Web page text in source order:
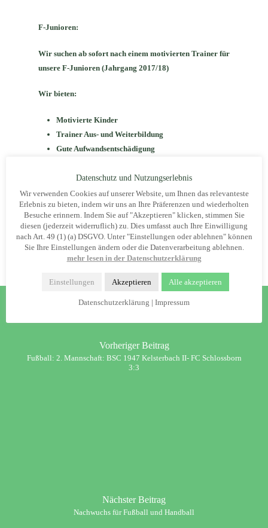
F-Junioren:
Wir suchen ab sofort nach einem motivierten Trainer für
unsere F-Junioren (Jahrgang 2017/18)
Wir bieten:
Motivierte Kinder
Trainer Aus- und Weiterbildung
Gute Aufwandsentschädigung
Melde dich bei Interesse bei unserem Jugendleiter
Ioannis Papakyriakou 0177-8807376
Vorheriger Beitrag
Fußball: 2. Mannschaft: BSC 1947 Kelsterbach II- FC Schlossborn
3:3
Nächster Beitrag
Nachwuchs für Fußball und Handball
Datenschutz und Nutzungserlebnis
Wir verwenden Cookies auf unserer Website, um Ihnen das relevanteste
Erlebnis zu bieten, indem wir uns an Ihre Präferenzen und wiederholten
Besuche erinnern. Indem Sie auf "Akzeptieren" klicken, stimmen Sie
diesen (jederzeit widerruflich) zu. Dies umfasst auch Ihre Einwilligung
nach Art. 49 (1) (a) DSGVO. Unter "Einstellungen oder ablehnen" können
Sie Ihre Einstellungen ändern oder die Datenverarbeitung ablehnen.
mehr lesen in der Datenschutzerklärung
Einstellungen Akzeptieren Alle akzeptieren
Datenschutzerklärung | Impressum